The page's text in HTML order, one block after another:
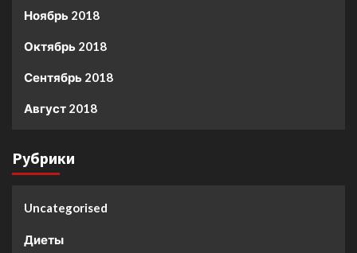
Ноябрь 2018
Октябрь 2018
Сентябрь 2018
Август 2018
Рубрики
Uncategorised
Диеты